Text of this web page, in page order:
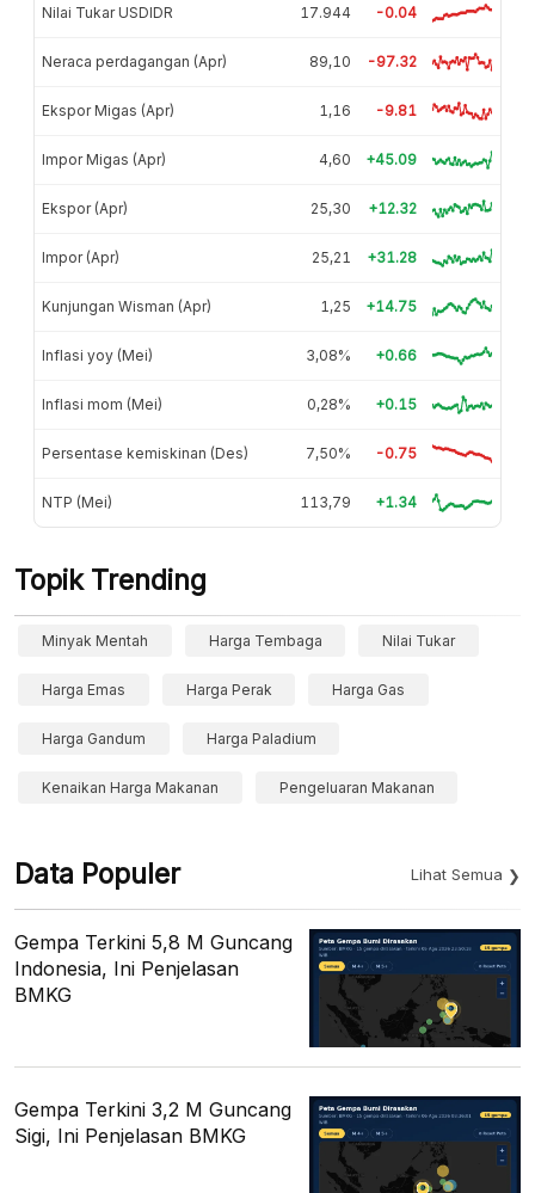
Nilai Tukar USDIDR 17.944 -0.04
Neraca perdagangan (Apr) 89,10 -97.32
Ekspor Migas (Apr) 1,16 -9.81
Impor Migas (Apr) 4,60 +45.09
Ekspor (Apr) 25,30 +12.32
Impor (Apr) 25,21 +31.28
Kunjungan Wisman (Apr) 1,25 +14.75
Inflasi yoy (Mei) 3,08% +0.66
Inflasi mom (Mei) 0,28% +0.15
Persentase kemiskinan (Des) 7,50% -0.75
NTP (Mei) 113,79 +1.34
Topik Trending
Minyak Mentah Harga Tembaga Nilai Tukar
Harga Emas Harga Perak Harga Gas
Harga Gandum Harga Paladium
Kenaikan Harga Makanan Pengeluaran Makanan
Data Populer Lihat Semua
Gempa Terkini 5,8 M Guncang
Indonesia, Ini Penjelasan
BMKG
Gempa Terkini 3,2 M Guncang
Sigi, Ini Penjelasan BMKG